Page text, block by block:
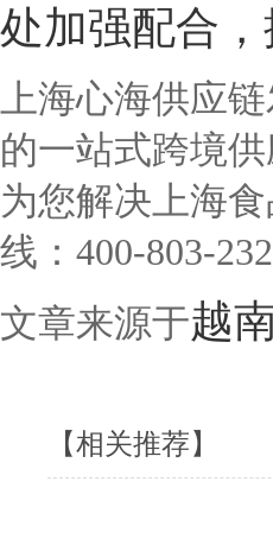
处加强配合
上海心海供应
的一站式跨境
为您解决上海
线：400-803-
文章来源于越
【相关推荐】